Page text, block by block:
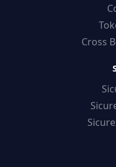
Cross